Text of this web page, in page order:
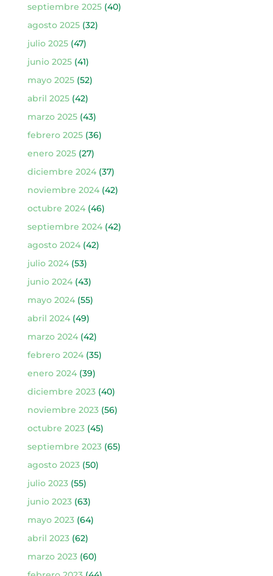
septiembre 2025(40)
agosto 2025(32)
julio 2025(47)
junio 2025(41)
mayo 2025(52)
abril 2025(42)
marzo 2025(43)
febrero 2025(36)
enero 2025(27)
diciembre 2024(37)
noviembre 2024(42)
octubre 2024(46)
septiembre 2024(42)
agosto 2024(42)
julio 2024(53)
junio 2024(43)
mayo 2024(55)
abril 2024(49)
marzo 2024(42)
febrero 2024(35)
enero 2024(39)
diciembre 2023(40)
noviembre 2023(56)
octubre 2023(45)
septiembre 2023(65)
agosto 2023(50)
julio 2023(55)
junio 2023(63)
mayo 2023(64)
abril 2023(62)
marzo 2023(60)